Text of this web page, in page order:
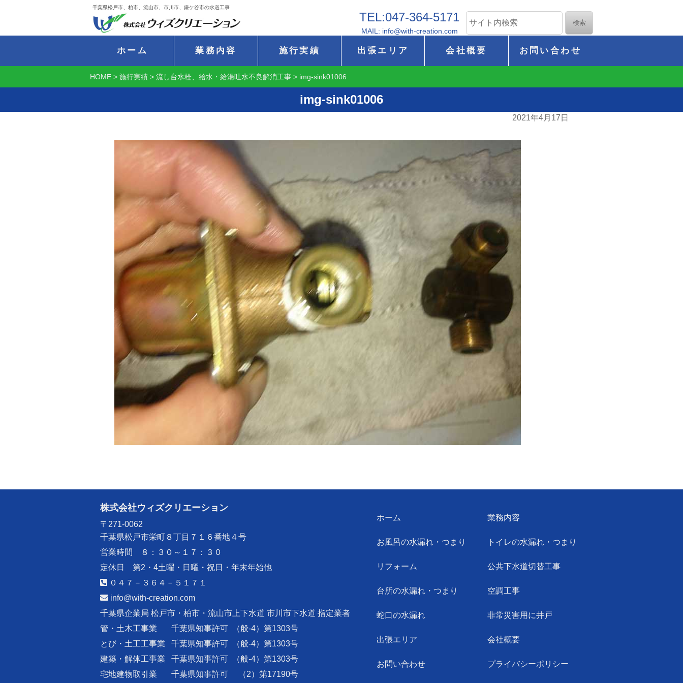
千葉県松戸市、柏市、流山市、市川市、鎌ケ谷市の水道工事
TEL:047-364-5171
MAIL: info@with-creation.com
ホーム 業務内容 施行実績 出張エリア 会社概要 お問い合わせ
HOME > 施行実績 > 流し台水栓、給水・給湯吐水不良解消工事 > img-sink01006
img-sink01006
2021年4月17日
株式会社ウィズクリエーション
〒271-0062
千葉県松戸市栄町８丁目７１６番地４号
営業時間 ８：３０～１７：３０
定休日 第2・4土曜・日曜・祝日・年末年始他
０４７－３６４－５１７１
info@with-creation.com
千葉県企業局 松戸市・柏市・流山市上下水道 市川市下水道 指定業者
管・土木工事業
千葉県知事許可
（般-4）第1303号
とび・土工工事業
千葉県知事許可
（般-4）第1303号
建築・解体工事業
千葉県知事許可
（般-4）第1303号
宅地建物取引業
千葉県知事許可 （2）第17190号
ホーム 業務内容
お風呂の水漏れ・つまり トイレの水漏れ・つまり
リフォーム 公共下水道切替工事
台所の水漏れ・つまり 空調工事
蛇口の水漏れ 非常災害用に井戸
出張エリア 会社概要
お問い合わせ プライバシーポリシー